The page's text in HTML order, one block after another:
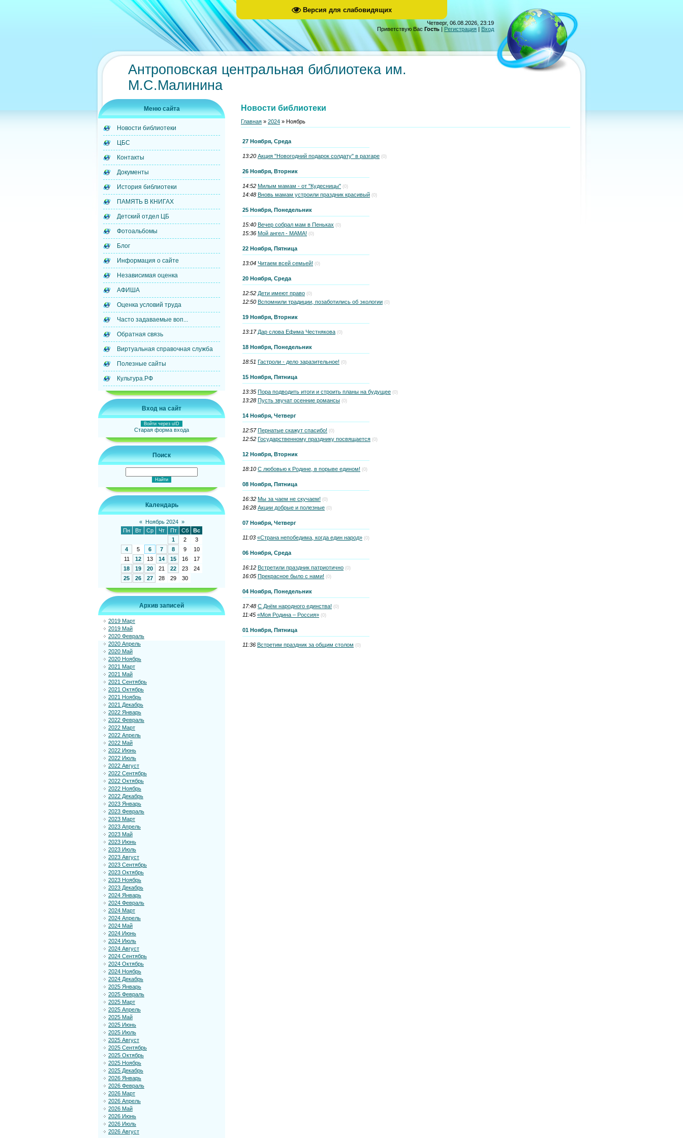
Версия для слабовидящих
Четверг, 06.08.2026, 23:19
Приветствую Вас Гость | Регистрация | Вход
Антроповская центральная библиотека им.
М.С.Малинина
Меню сайта
Новости библиотеки
ЦБС
Контакты
Документы
История библиотеки
ПАМЯТЬ В КНИГАХ
Детский отдел ЦБ
Фотоальбомы
Блог
Информация о сайте
Независимая оценка
АФИША
Оценка условий труда
Часто задаваемые воп...
Обратная связь
Виртуальная справочная служба
Полезные сайты
Культура.РФ
Вход на сайт
Войти через uID
Старая форма входа
Поиск
Календарь
« Ноябрь 2024 »
Пн
Вт Ср Чт Пт Сб
Вс
1
2
3
4
5 6 7 8 9
10
11
12 13 14 15 16
17
18
19 20 21 22 23
24
25
26 27 28 29 30
Архив записей
2019 Март
2019 Май
2020 Февраль
2020 Апрель
2020 Май
2020 Ноябрь
2021 Март
2021 Май
2021 Сентябрь
2021 Октябрь
2021 Ноябрь
2021 Декабрь
2022 Январь
2022 Февраль
2022 Март
2022 Апрель
2022 Май
2022 Июнь
2022 Июль
2022 Август
2022 Сентябрь
2022 Октябрь
2022 Ноябрь
2022 Декабрь
2023 Январь
2023 Февраль
2023 Март
2023 Апрель
2023 Май
2023 Июнь
2023 Июль
2023 Август
2023 Сентябрь
2023 Октябрь
2023 Ноябрь
2023 Декабрь
2024 Январь
2024 Февраль
2024 Март
2024 Апрель
2024 Май
2024 Июнь
2024 Июль
2024 Август
2024 Сентябрь
2024 Октябрь
2024 Ноябрь
2024 Декабрь
2025 Январь
2025 Февраль
2025 Март
2025 Апрель
2025 Май
2025 Июнь
2025 Июль
2025 Август
2025 Сентябрь
2025 Октябрь
2025 Ноябрь
2025 Декабрь
2026 Январь
2026 Февраль
2026 Март
2026 Апрель
2026 Май
2026 Июнь
2026 Июль
2026 Август
Новости библиотеки
Главная » 2024 » Ноябрь
27 Ноября, Среда
13:20 Акция "Новогодний подарок солдату" в разгаре (0)
26 Ноября, Вторник
14:52 Милым мамам - от "Кудесницы" (0)
14:48 Вновь мамам устроили праздник красивый (0)
25 Ноября, Понедельник
15:40 Вечер собрал мам в Пеньках (0)
15:36 Мой ангел - МАМА! (0)
22 Ноября, Пятница
13:04 Читаем всей семьей! (0)
20 Ноября, Среда
12:52 Дети имеют право (0)
12:50 Вспомнили традиции, позаботились об экологии (0)
19 Ноября, Вторник
13:17 Дар слова Ефима Честнякова (0)
18 Ноября, Понедельник
18:51 Гастроли - дело заразительное! (0)
15 Ноября, Пятница
13:35 Пора подводить итоги и строить планы на будущее (0)
13:28 Пусть звучат осенние романсы (0)
14 Ноября, Четверг
12:57 Пернатые скажут спасибо! (0)
12:52 Государственному празднику посвящается (0)
12 Ноября, Вторник
18:10 С любовью к Родине, в порыве едином! (0)
08 Ноября, Пятница
16:32 Мы за чаем не скучаем! (0)
16:28 Акции добрые и полезные (0)
07 Ноября, Четверг
11:03 «Страна непобедима, когда един народ» (0)
06 Ноября, Среда
16:12 Встретили праздник патриотично (0)
16:05 Прекрасное было с нами! (0)
04 Ноября, Понедельник
17:48 С Днём народного единства! (0)
11:45 «Моя Родина – Россия» (0)
01 Ноября, Пятница
11:36 Встретим праздник за общим столом (0)